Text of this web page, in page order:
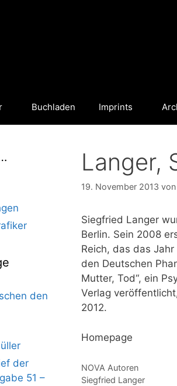
Buchladen Imprints
Langer,
19. November 2013 von
Siegfried Langer
Berlin. Sein 2008
Reich, das das
den Deutschen
Mutter, Tod“, ein
Verlag
2012.
Homepage
Kategorien
NOVA Autoren
Schlagwörter
Siegfried Langer
den
der
51 –